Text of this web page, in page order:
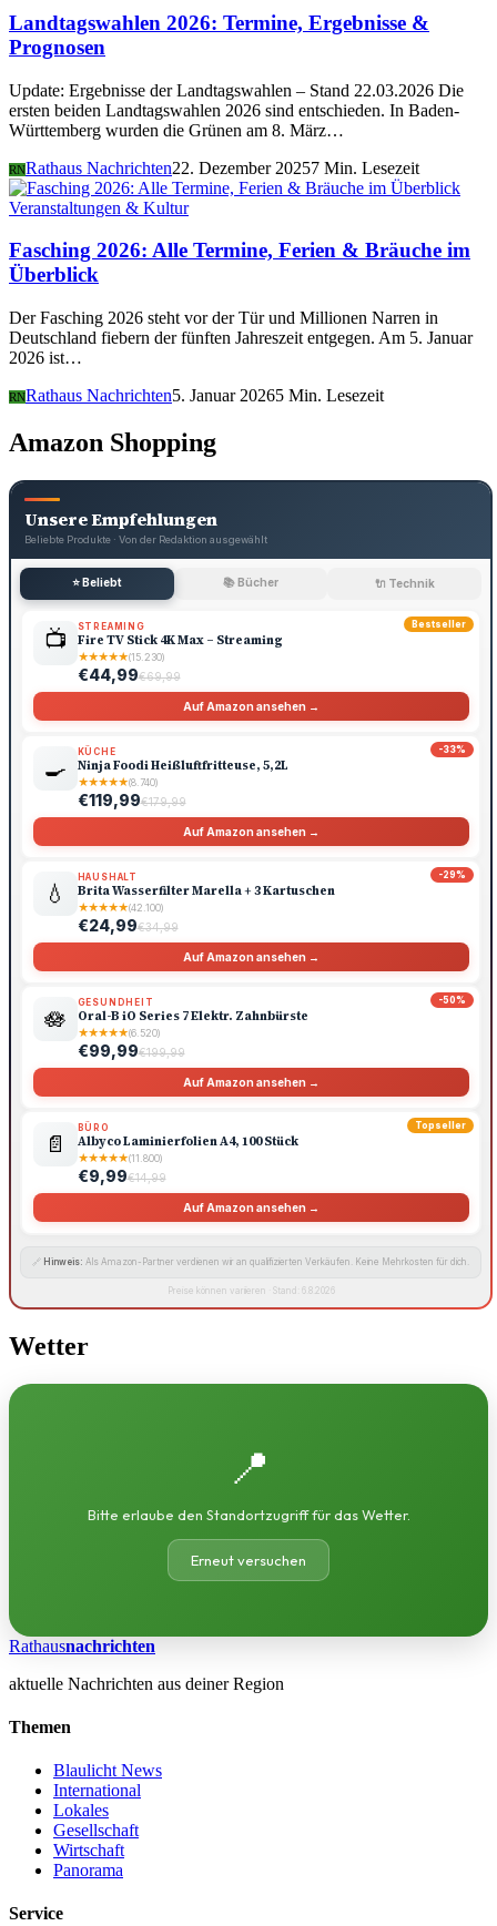
Landtagswahlen 2026: Termine, Ergebnisse &
Prognosen
Update: Ergebnisse der Landtagswahlen – Stand 22.03.2026 Die
ersten beiden Landtagswahlen 2026 sind entschieden. In Baden-
Württemberg wurden die Grünen am 8. März…
RNRathaus Nachrichten22. Dezember 20257 Min. Lesezeit
Veranstaltungen & Kultur
Fasching 2026: Alle Termine, Ferien & Bräuche im
Überblick
Der Fasching 2026 steht vor der Tür und Millionen Narren in
Deutschland fiebern der fünften Jahreszeit entgegen. Am 5. Januar
2026 ist…
RNRathaus Nachrichten5. Januar 20265 Min. Lesezeit
Amazon Shopping
Unsere Empfehlungen
Beliebte Produkte · Von der Redaktion ausgewählt
⭐ Beliebt 📚 Bücher 🔌 Technik
Bestseller
📺 STREAMING
Fire TV Stick 4K Max – Streaming
★★★★★(15.230)
€44,99€69,99
Auf Amazon ansehen →
-33%
🍳
KÜCHE
Ninja Foodi Heißluftfritteuse, 5,2L
★★★★★(8.740)
€119,99€179,99
Auf Amazon ansehen →
-29%
💧
HAUSHALT
Brita Wasserfilter Marella + 3 Kartuschen
★★★★★(42.100)
€24,99€34,99
Auf Amazon ansehen →
-50%
🪷
GESUNDHEIT
Oral-B iO Series 7 Elektr. Zahnbürste
★★★★★(6.520)
€99,99€199,99
Auf Amazon ansehen →
Topseller
📄
BÜRO
Albyco Laminierfolien A4, 100 Stück
★★★★★(11.800)
€9,99€14,99
Auf Amazon ansehen →
🔗 Hinweis: Als Amazon-Partner verdienen wir an qualifizierten Verkäufen. Keine Mehrkosten für dich.
Preise können variieren · Stand: 6.8.2026
Wetter
📍
Bitte erlaube den Standortzugriff für das Wetter.
Erneut versuchen
Rathausnachrichten
aktuelle Nachrichten aus deiner Region
Themen
Blaulicht News
International
Lokales
Gesellschaft
Wirtschaft
Panorama
Service